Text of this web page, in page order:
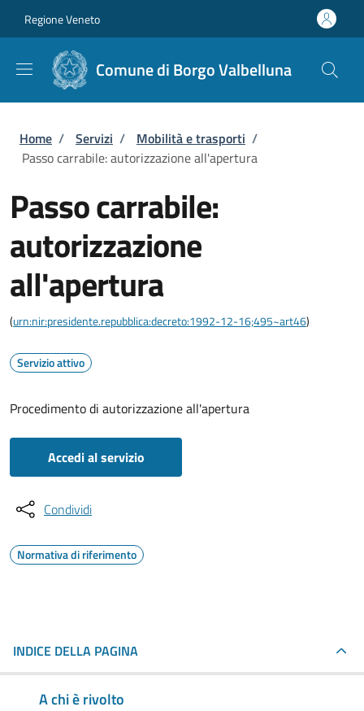
Regione Veneto
Comune di Borgo Valbelluna
Briciole di pane
Home / Servizi / Mobilità e trasporti /
Passo carrabile: autorizzazione all'apertura
Passo carrabile:
autorizzazione
all'apertura
(urn:nir:presidente.repubblica:decreto:1992-12-16;495~art46)
Servizio attivo
Procedimento di autorizzazione all'apertura
Accedi al servizio
Condividi
Normativa di riferimento
INDICE DELLA PAGINA
A chi è rivolto